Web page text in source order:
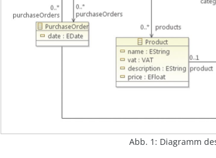
Abb. 1: Diagramm